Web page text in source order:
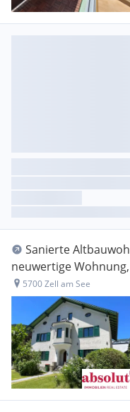
Sanierte
neuwertige
historischer Villa
5700 Zell am See